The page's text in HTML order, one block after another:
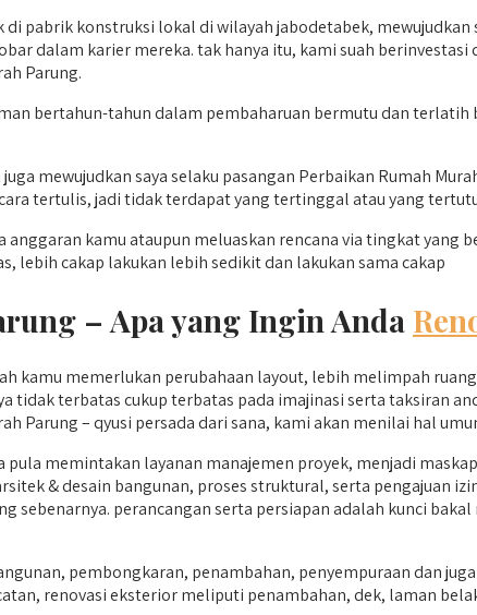
pabrik konstruksi lokal di wilayah jabodetabek,
dalam karier mereka. tak hanya itu, kami suah
Parung.
bertahun-tahun dalam pembaharuan bermutu dan
mewujudkan saya selaku pasangan Perbaikan Rumah
tertulis, jadi tidak terdapat yang tertinggal atau yang
kamu ataupun meluaskan rencana via tingkat yang
cakap lakukan lebih sedikit dan lakukan sama cakap
– Apa yang Ingin Anda
kamu memerlukan perubahaan layout, lebih melimpah
tidak terbatas cukup terbatas pada imajinasi serta taksiran
Parung – qyusi persada dari sana, kami akan menilai hal
pula memintakan layanan manajemen proyek, menjadi
& desain bangunan, proses struktural, serta pengajuan
sebenarnya. perancangan serta persiapan adalah kunci
pembongkaran, penambahan, penyempuraan dan
renovasi eksterior meliputi penambahan, dek, laman